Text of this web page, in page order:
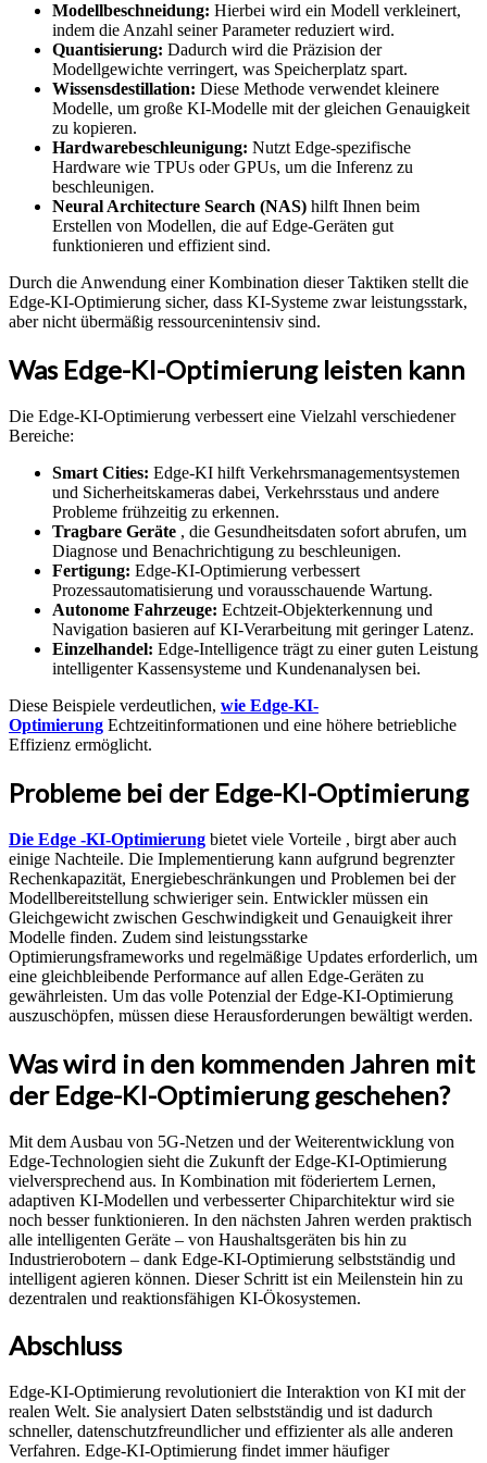
Modellbeschneidung: Hierbei wird ein Modell verkleinert,
indem die Anzahl seiner Parameter reduziert wird.
Quantisierung: Dadurch wird die Präzision der
Modellgewichte verringert, was Speicherplatz spart.
Wissensdestillation: Diese Methode verwendet kleinere
Modelle, um große KI-Modelle mit der gleichen Genauigkeit
zu kopieren.
Hardwarebeschleunigung: Nutzt Edge-spezifische
Hardware wie TPUs oder GPUs, um die Inferenz zu
beschleunigen.
Neural Architecture Search (NAS) hilft Ihnen beim
Erstellen von Modellen, die auf Edge-Geräten gut
funktionieren und effizient sind.
Durch die Anwendung einer Kombination dieser Taktiken stellt die
Edge-KI-Optimierung sicher, dass KI-Systeme zwar leistungsstark,
aber nicht übermäßig ressourcenintensiv sind.
Was Edge-KI-Optimierung leisten kann
Die Edge-KI-Optimierung verbessert eine Vielzahl verschiedener
Bereiche:
Smart Cities: Edge-KI hilft Verkehrsmanagementsystemen
und Sicherheitskameras dabei, Verkehrsstaus und andere
Probleme frühzeitig zu erkennen.
Tragbare Geräte , die Gesundheitsdaten sofort abrufen, um
Diagnose und Benachrichtigung zu beschleunigen.
Fertigung: Edge-KI-Optimierung verbessert
Prozessautomatisierung und vorausschauende Wartung.
Autonome Fahrzeuge: Echtzeit-Objekterkennung und
Navigation basieren auf KI-Verarbeitung mit geringer Latenz.
Einzelhandel: Edge-Intelligence trägt zu einer guten Leistung
intelligenter Kassensysteme und Kundenanalysen bei.
Diese Beispiele verdeutlichen, wie Edge-KI-
Optimierung Echtzeitinformationen und eine höhere betriebliche
Effizienz ermöglicht.
Probleme bei der Edge-KI-Optimierung
Die Edge -KI-Optimierung bietet viele Vorteile , birgt aber auch
einige Nachteile. Die Implementierung kann aufgrund begrenzter
Rechenkapazität, Energiebeschränkungen und Problemen bei der
Modellbereitstellung schwieriger sein. Entwickler müssen ein
Gleichgewicht zwischen Geschwindigkeit und Genauigkeit ihrer
Modelle finden. Zudem sind leistungsstarke
Optimierungsframeworks und regelmäßige Updates erforderlich, um
eine gleichbleibende Performance auf allen Edge-Geräten zu
gewährleisten. Um das volle Potenzial der Edge-KI-Optimierung
auszuschöpfen, müssen diese Herausforderungen bewältigt werden.
Was wird in den kommenden Jahren mit
der Edge-KI-Optimierung geschehen?
Mit dem Ausbau von 5G-Netzen und der Weiterentwicklung von
Edge-Technologien sieht die Zukunft der Edge-KI-Optimierung
vielversprechend aus. In Kombination mit föderiertem Lernen,
adaptiven KI-Modellen und verbesserter Chiparchitektur wird sie
noch besser funktionieren. In den nächsten Jahren werden praktisch
alle intelligenten Geräte – von Haushaltsgeräten bis hin zu
Industrierobotern – dank Edge-KI-Optimierung selbstständig und
intelligent agieren können. Dieser Schritt ist ein Meilenstein hin zu
dezentralen und reaktionsfähigen KI-Ökosystemen.
Abschluss
Edge-KI-Optimierung revolutioniert die Interaktion von KI mit der
realen Welt. Sie analysiert Daten selbstständig und ist dadurch
schneller, datenschutzfreundlicher und effizienter als alle anderen
Verfahren. Edge-KI-Optimierung findet immer häufiger